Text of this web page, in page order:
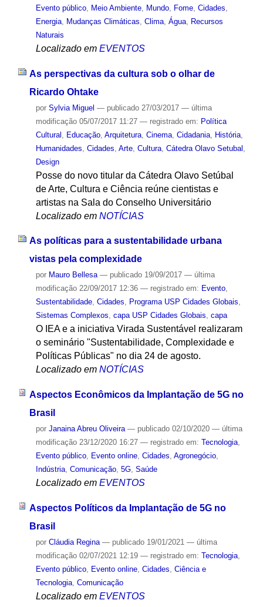
Evento público, Meio Ambiente, Mundo, Fome, Cidades,
Energia, Mudanças Climáticas, Clima, Água, Recursos
Naturais
Localizado em EVENTOS
As perspectivas da cultura sob o olhar de
Ricardo Ohtake
por Sylvia Miguel — publicado27/03/2017 — última
modificação05/07/2017 11:27 — registrado em: Política
Cultural
Educação, Arquitetura, Cinema, Cidadania, História,
Humanidades Cidades Arte, Cultura, Cátedra Olavo Setubal
Design
Posse do novo titular da Cátedra Olavo Setúbal
de Arte, Cultura e Ciência reúne cientistas e
artistas na Sala do Conselho Universitário
Localizado em NOTÍCIAS
As políticas para a sustentabilidade urbana
vistas pela complexidade
por Mauro Bellesa — publicado19/09/2017 — última
modificação22/09/2017 12:36 — registrado em: Evento,
Sustentabilidade, Cidades, Programa USP Cidades Globais,
Sistemas Complexos, capa USP Cidades Globais, capa
O IEA e a iniciativa Virada Sustentável realizaram
o seminário "Sustentabilidade, Complexidade e
Políticas Públicas" no dia 24 de agosto.
Localizado em NOTÍCIAS
Aspectos Econômicos da Implantação de 5G no
Brasil
por Janaina Abreu Oliveira — publicado02/10/2020 — última
modificação23/12/2020 16:27 — registrado em: Tecnologia,
Evento público, Evento online, Cidades, Agronegócio,
Indústria, Comunicação, 5G, Saúde
Localizado em EVENTOS
Aspectos Políticos da Implantação de 5G no
Brasil
por Cláudia Regina — publicado19/01/2021 — última
modificação02/07/2021 12:19 — registrado em: Tecnologia,
Evento público, Evento online, Cidades Ciência e
Tecnologia, Comunicação
Localizado em EVENTOS